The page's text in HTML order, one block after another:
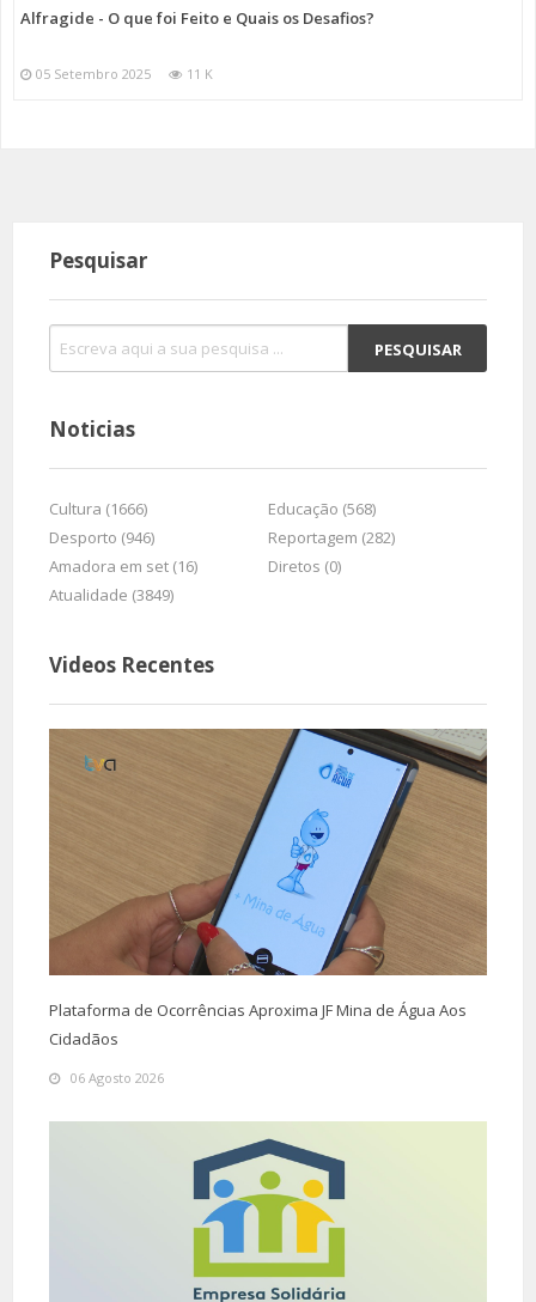
Alfragide - O que foi Feito e Quais os Desafios?
05 Setembro 2025 11 K
Pesquisar
Noticias
Cultura (1666)
Educação (568)
Desporto (946)
Reportagem (282)
Amadora em set (16)
Diretos (0)
Atualidade (3849)
Videos Recentes
Plataforma de Ocorrências Aproxima JF Mina de Água Aos
Cidadãos
06 Agosto 2026